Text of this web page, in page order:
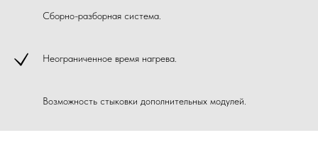
Сборно-разборная система.
Неограниченное время нагрева.
Возможность стыковки дополнительных модулей.